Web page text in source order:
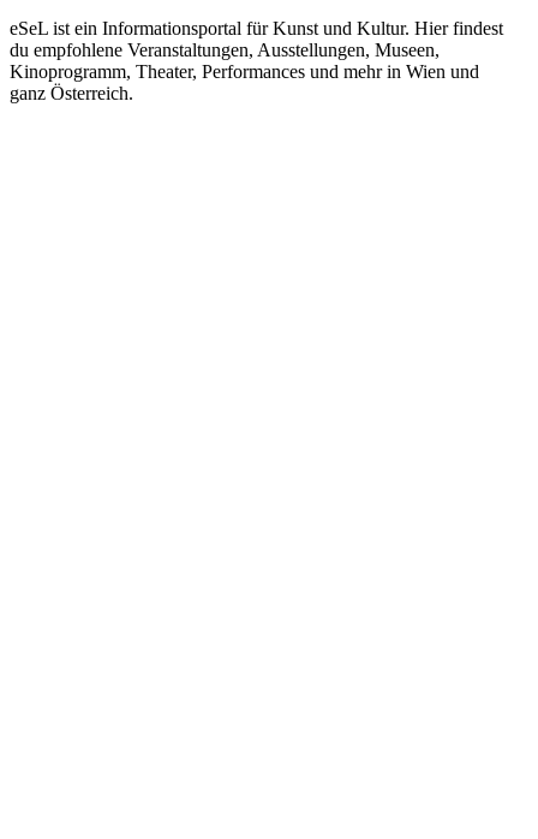
eSeL ist ein Informationsportal für Kunst und Kultur. Hier findest
du empfohlene Veranstaltungen, Ausstellungen, Museen,
Kinoprogramm, Theater, Performances und mehr in Wien und
ganz Österreich.